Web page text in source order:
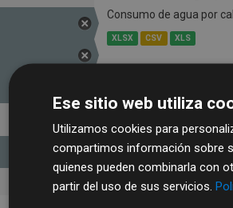
Consumo de agua por
XLSX CSV XLS
Ese sitio web utiliza
Utilizamos cookies para
compartimos información sobre
quienes pueden combinarla con
partir del uso de sus servicios.